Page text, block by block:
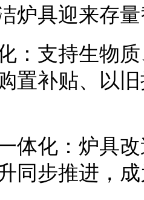
炉具迎来存
：支持生物
置补贴、以
体化：炉具
同步推进，